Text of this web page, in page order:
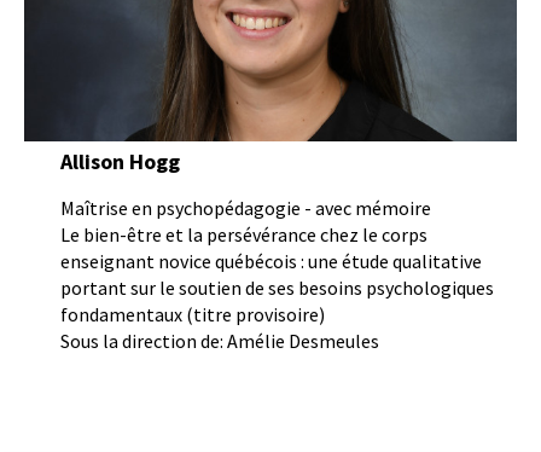
Allison Hogg
Maîtrise en psychopédagogie - avec mémoire
Le bien-être et la persévérance chez le corps
enseignant novice québécois : une étude qualitative
portant sur le soutien de ses besoins psychologiques
fondamentaux (titre provisoire)
Sous la direction de: Amélie Desmeules